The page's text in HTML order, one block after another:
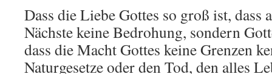
Dass die Liebe Gottes so groß ist, dass
Nächste keine Bedrohung, sondern
dass die Macht Gottes keine Grenzen
Naturgesetze oder den Tod, den alles